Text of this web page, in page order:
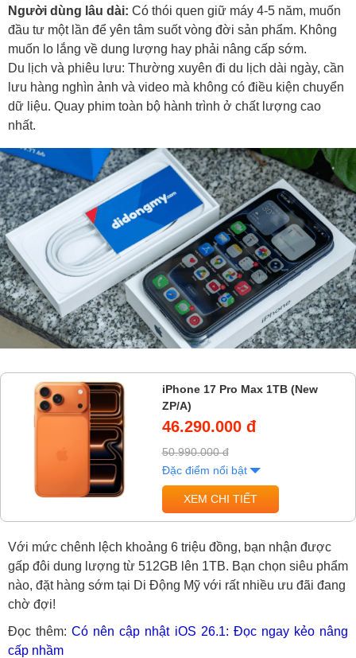
Người dùng lâu dài: Có thói quen giữ máy 4-5 năm, muốn
đầu tư một lần để yên tâm suốt vòng đời sản phẩm. Không
muốn lo lắng về dung lượng hay phải nâng cấp sớm.
Du lịch và phiêu lưu: Thường xuyên đi du lịch dài ngày, cần
lưu hàng nghìn ảnh và video mà không có điều kiện chuyển
dữ liệu. Quay phim toàn bộ hành trình ở chất lượng cao
nhất.
iPhone 17 Pro Max 1TB (New
ZP/A)
46.290.000 đ
50.990.000 đ
Đặc điểm nổi bật
XEM CHI TIẾT
Với mức chênh lệch khoảng 6 triệu đồng, bạn nhận được
gấp đôi dung lượng từ 512GB lên 1TB. Bạn chọn siêu phẩm
nào, đặt hàng sớm tại Di Động Mỹ với rất nhiều ưu đãi đang
chờ đợi!
Đọc thêm:Có nên cập nhật iOS 26.1: Đọc ngay kẻo nâng
cấp nhầm